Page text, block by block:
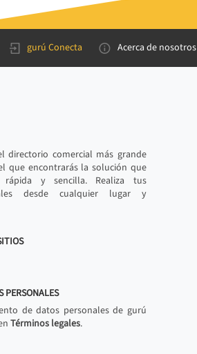
gurú Conecta Acerca de nosotros
directorio comercial más grande
que encontrarás la solución que
rápida y sencilla. Realiza tus
desde cualquier lugar y
PERSONALES
de datos personales de gurú
Términos legales.